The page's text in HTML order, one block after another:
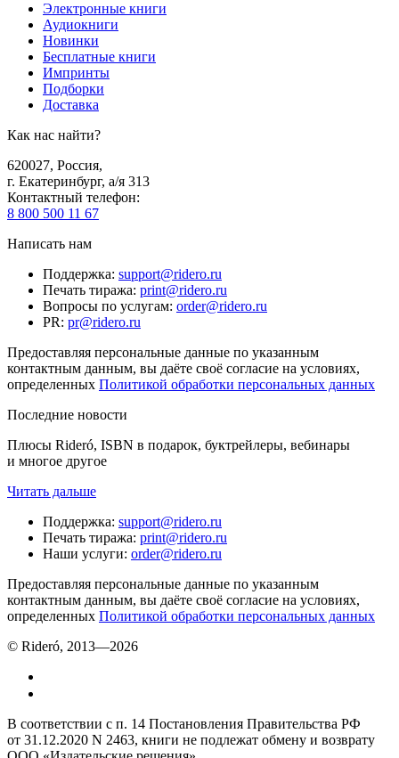
Электронные книги
Аудиокниги
Новинки
Бесплатные книги
Импринты
Подборки
Доставка
Как нас найти?
620027, Россия,
г. Екатеринбург, а/я 313
Контактный телефон:
8 800 500 11 67
Написать нам
Поддержка: support@ridero.ru
Печать тиража: print@ridero.ru
Вопросы по услугам: order@ridero.ru
PR: pr@ridero.ru
Предоставляя персональные данные по указанным
контактным данным, вы даёте своё согласие на условиях,
определенных Политикой обработки персональных данных
Последние новости
Плюсы Rideró, ISBN в подарок, буктрейлеры, вебинары
и многое другое
Читать дальше
Поддержка: support@ridero.ru
Печать тиража: print@ridero.ru
Наши услуги: order@ridero.ru
Предоставляя персональные данные по указанным
контактным данным, вы даёте своё согласие на условиях,
определенных Политикой обработки персональных данных
© Rideró, 2013—2026
В соответствии с п. 14 Постановления Правительства РФ
от 31.12.2020 N 2463, книги не подлежат обмену и возврату